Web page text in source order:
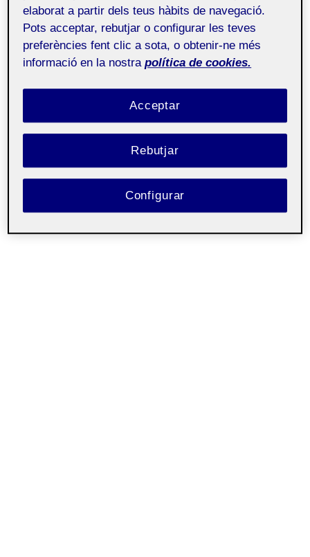
Taller de dibuix i
expressió gràfica
Públic
elaborat a partir dels teus hàbits de navegació.
Pots acceptar, rebutjar o configurar les teves
preferències fent clic a sota, o obtenir-ne més
informació en la nostra política de cookies.
Rebutjar
Acceptar
Configurar